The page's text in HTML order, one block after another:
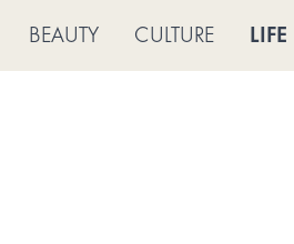
BEAUTY CULTURE LIFE